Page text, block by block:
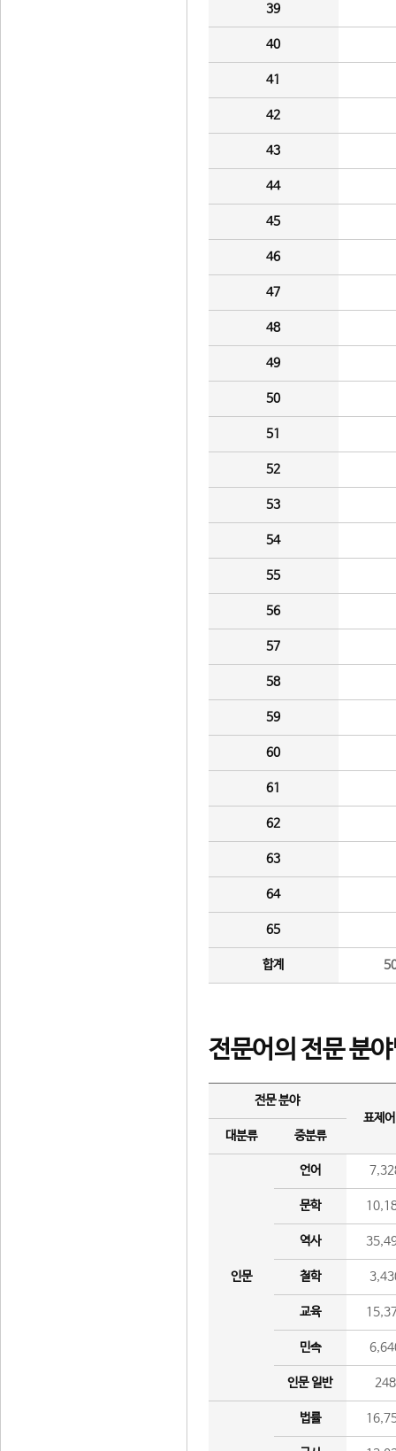
39
40
41
42
43
44
45
46
47
48
49
50
51
52
53
54
55
56
57
58
59
60
61
62
63
64
65
합계
전문어의 전문 분
전문 분야
표제
대분류
중분류
인문
언어
문학
역사
철학
교육
민속
인문 일반 248
법률